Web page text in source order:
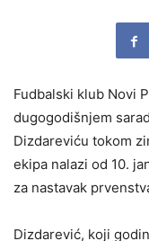
Fudbalski klub Novi
dugogodišnjem
Dizdareviću tokom
ekipa nalazi od 10.
za nastavak
Dizdarević, koji